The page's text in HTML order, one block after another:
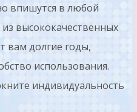
впишутся в любой
высококачественных
вам долгие годы,
использования.
индивидуальность